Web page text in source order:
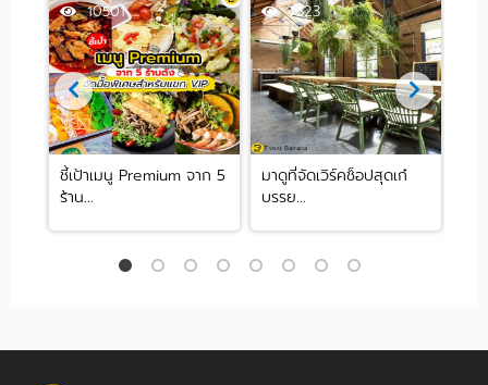
10501
ชี้เป้าเมนู Premium จาก 5
ร้าน...
7523
มาดูที่จัดเวิร์คช็อปสุดเก๋
บรรย...